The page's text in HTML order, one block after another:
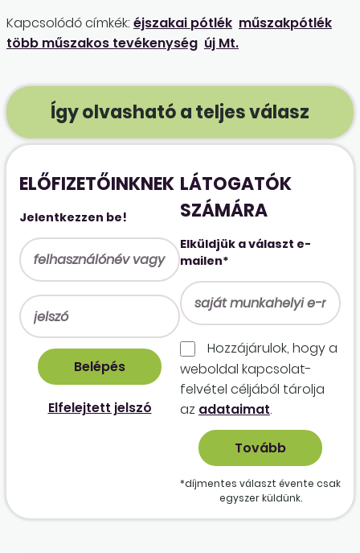
Kapcsolódó címkék: éjszakai pótlék műszakpótlék
több műszakos tevékenység új Mt.
Így olvasható a teljes válasz
ELŐFIZETŐINKNEK
Jelentkezzen be!
Elfelejtett jelszó
LÁTOGATÓK
SZÁMÁRA
Elküldjük a választ e-
mailen*
Hozzájárulok, hogy a
weboldal kapcso­lat­
felvétel céljából tárolja
az adataimat.
*díjmentes választ évente csak
egyszer küldünk.